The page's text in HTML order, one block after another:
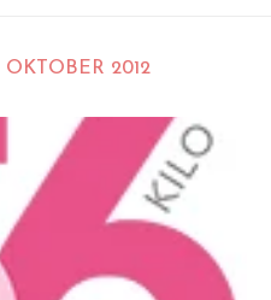
OKTOBER 2012